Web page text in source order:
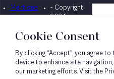
Mentions
légales
- Copyright
2024
Cookie Consent
By clicking “Accept”, you agree
device to enhance site
our marketing efforts. Visit the